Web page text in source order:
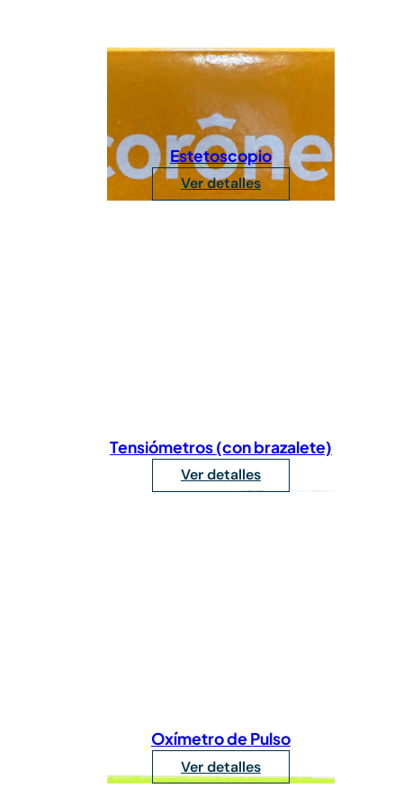
Estetoscopio
Ver detalles
Tensiómetros (con brazalete)
Ver detalles
Oxímetro de Pulso
Ver detalles